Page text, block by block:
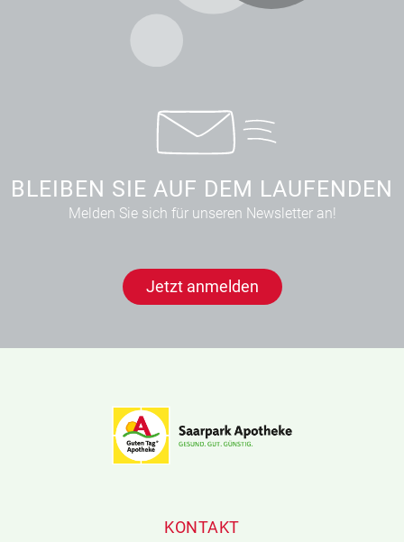
BLEIBEN SIE AUF DEM LAUFENDEN
Melden Sie sich für unseren Newsletter an!
Jetzt anmelden
KONTAKT